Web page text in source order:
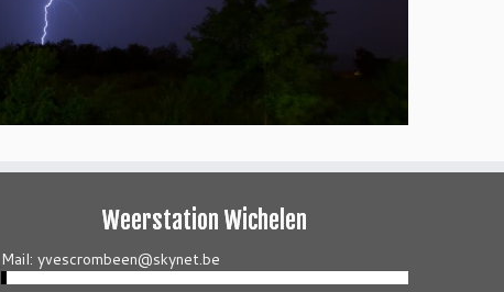
Weerstation Wichelen
Mail: yvescrombeen@skynet.be